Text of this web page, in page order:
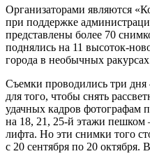
Организаторами являются
при поддержке
представлены более 70
поднялись на 11 высоток-
города в необычных
Съемки проводились три
для того, чтобы снять
удачных кадров фотографам
на 18, 21, 25-й этажи
лифта. Но эти снимки того
с 20 сентября по 20 октября.